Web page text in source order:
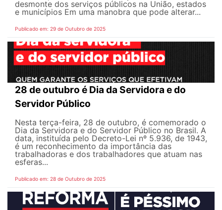
desmonte dos serviços públicos na União, estados
e municípios Em uma manobra que pode alterar...
Publicado em: 29 de Outubro de 2025
28 de outubro é Dia da Servidora e do
Servidor Público
Nesta terça-feira, 28 de outubro, é comemorado o
Dia da Servidora e do Servidor Público no Brasil. A
data, instituída pelo Decreto-Lei nº 5.936, de 1943,
é um reconhecimento da importância das
trabalhadoras e dos trabalhadores que atuam nas
esferas...
Publicado em: 28 de Outubro de 2025